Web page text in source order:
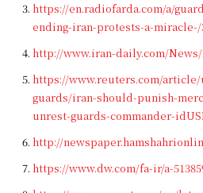
https://en.radiofarda.com/a/
ending-iran-protests-a-miracle-/
http://www.iran-daily.com/News/
https://www.reuters.com/
guards/iran-should-punish-
unrest-guards-commander-
http://
https://www.dw.com/fa-ir/a-